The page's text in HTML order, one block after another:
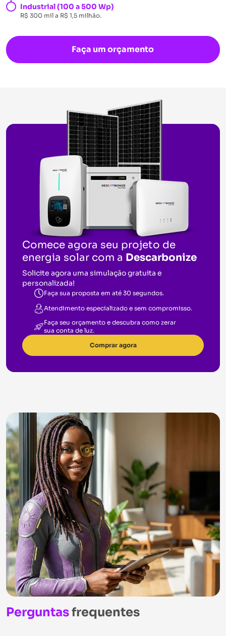
Industrial (100 a 500 Wp)
R$ 300 mil a R$ 1,5 milhão.
Faça um orçamento
Comece agora seu projeto de
energia solar com a Descarbonize
Solicite agora uma simulação gratuita e
personalizada!
Faça sua proposta em até 30 segundos.
Atendimento especializado e sem compromisso.
Faça seu orçamento e descubra como zerar
sua conta de luz.
Comprar agora
Perguntasfrequentes